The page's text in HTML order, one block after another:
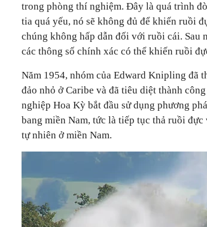
trong phòng thí nghiệm. Đây là quá trình
tia quá yếu, nó sẽ không đủ để khiến ruồi
chúng không hấp dẫn đối với ruồi cái. Sau
các thông số chính xác có thể khiến ruồi
Năm 1954, nhóm của Edward Knipling đã
đảo nhỏ ở Caribe và đã tiêu diệt thành
nghiệp Hoa Kỳ bắt đầu sử dụng phương
bang miền Nam, tức là tiếp tục thả ruồi
tự nhiên ở miền Nam.